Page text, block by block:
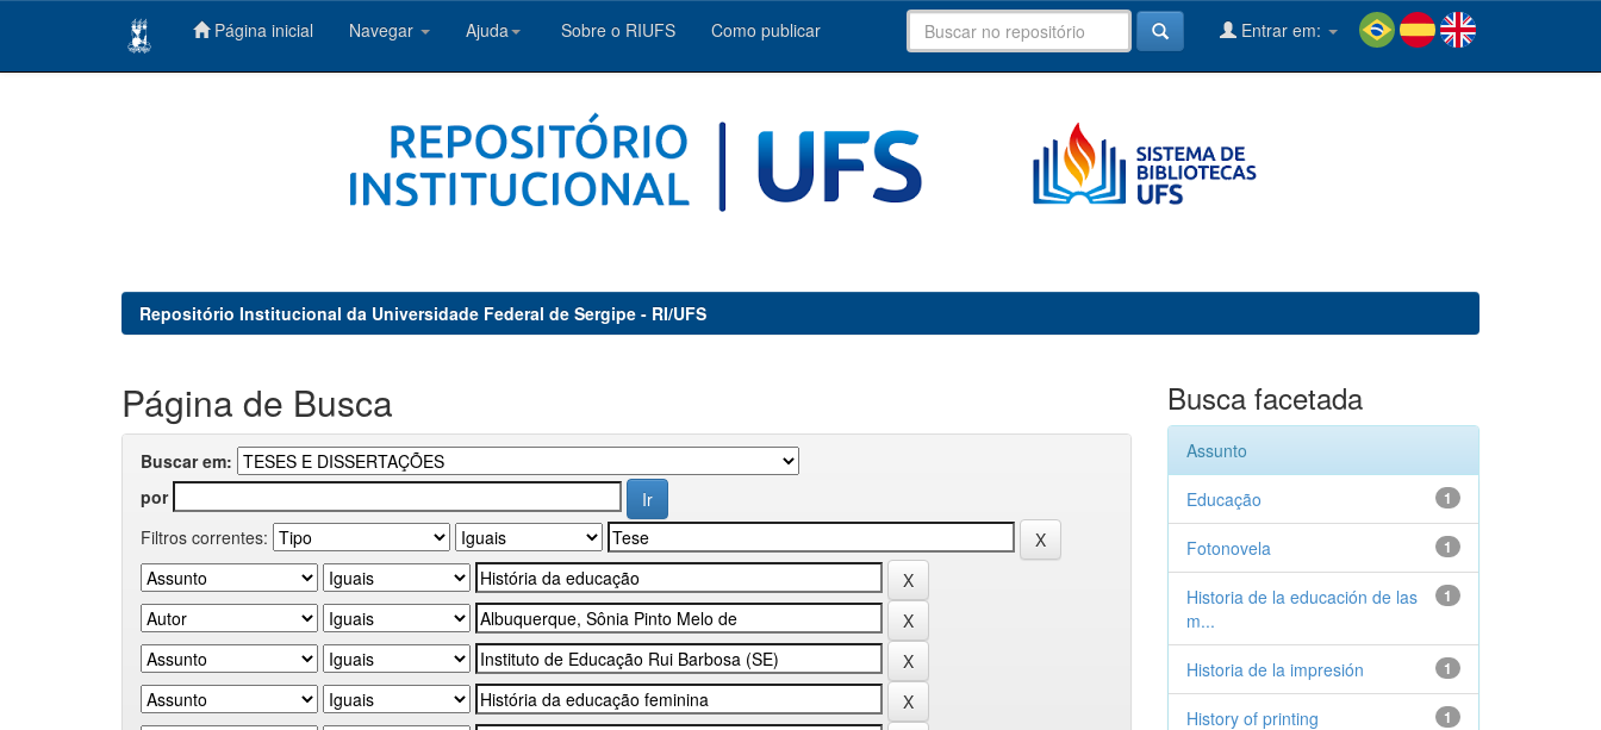
Página inicial Navegar Ajuda Sobre o RIUFS Como publicar Entrar em:
Repositório Institucional da Universidade Federal de Sergipe - RI/UFS
Página de Busca
Buscar em:
por
Filtros correntes:
Busca facetada
Assunto
1
Educação
1
Fotonovela
1
Historia de la educación de las
m...
1
Historia de la impresión
1
History of printing